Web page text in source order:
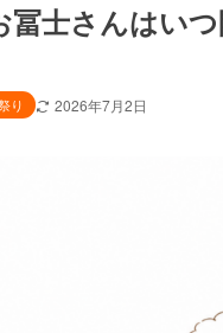
冨士さんはい
り 2026年7月2日